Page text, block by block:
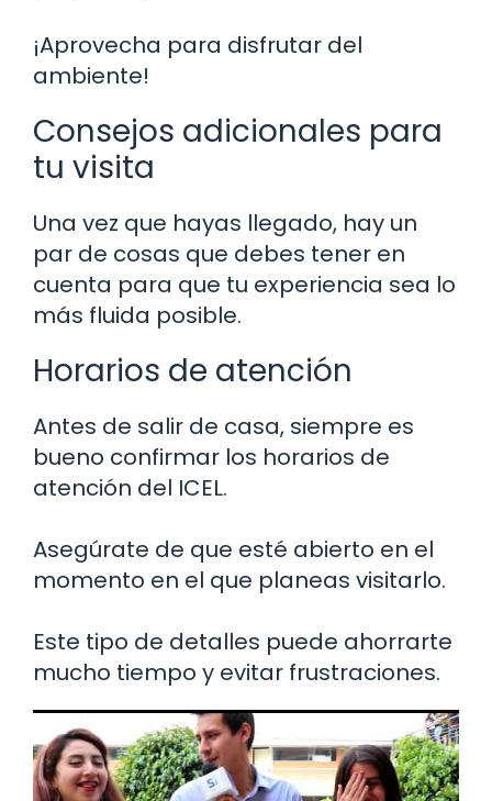
¡Aprovecha para disfrutar del
ambiente!
Consejos adicionales para
tu visita
Una vez que hayas llegado, hay un
par de cosas que debes tener en
cuenta para que tu experiencia sea lo
más fluida posible.
Horarios de atención
Antes de salir de casa, siempre es
bueno confirmar los horarios de
atención del ICEL.
Asegúrate de que esté abierto en el
momento en el que planeas visitarlo.
Este tipo de detalles puede ahorrarte
mucho tiempo y evitar frustraciones.